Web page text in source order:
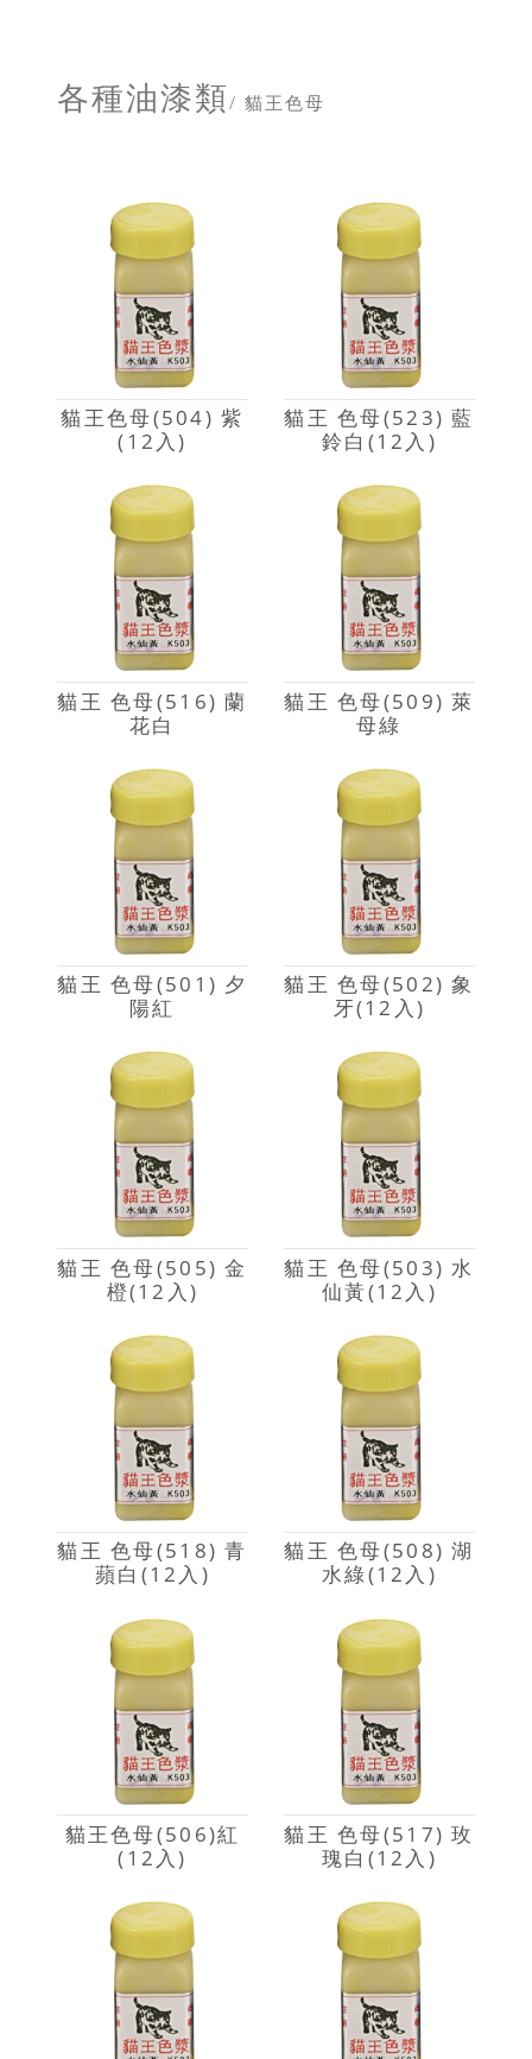
各種油漆類/ 貓王色母
貓王色母(504) 紫
(12入)
貓王 色母(523) 藍
鈴白(12入)
貓王 色母(516) 蘭
花白
貓王 色母(509) 萊
母綠
貓王 色母(501) 夕
陽紅
貓王 色母(502) 象
牙(12入)
貓王 色母(505) 金
橙(12入)
貓王 色母(503) 水
仙黃(12入)
貓王 色母(518) 青
蘋白(12入)
貓王 色母(508) 湖
水綠(12入)
貓王色母(506)紅
(12入)
貓王 色母(517) 玫
瑰白(12入)